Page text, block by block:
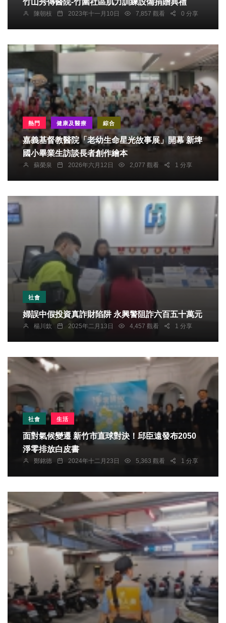
竹山秀傳醫院-竹圍社區肌力訓練設備捐贈典禮
陳朝枝 2023年十一月10日 7,857 觀看 0 分享
熱門 健康及醫療 綜合
嘉義基督教醫院「老幼生命星光故事展」開幕 新埤
國小畢業生訪談長者創作繪本
蘇榮泉 2026年六月12日 2,077 觀看 1 分享
社會
婦誤中假投資真詐財陷阱 永興警阻詐六百五十萬元
楊川欽 2025年二月13日 4,457 觀看 1 分享
社會 生活
面對氣候變遷 新竹市直球對決！邱臣遠發布2050
淨零排放白皮書
鄭銘德 2024年十二月23日 5,363 觀看 1 分享